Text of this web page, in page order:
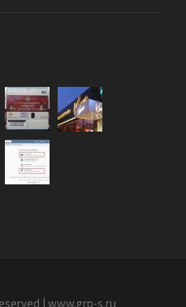
| www.grp-s.ru